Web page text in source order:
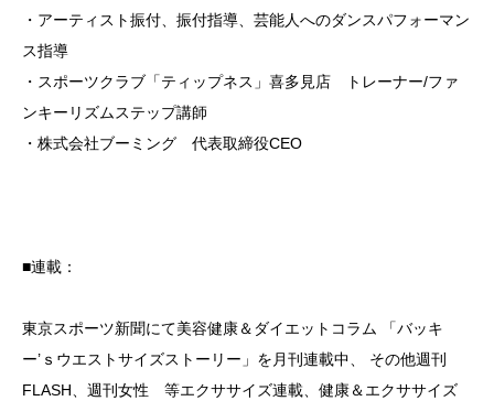
・アーティスト振付、振付指導、芸能人へのダンスパフォーマン
ス指導
・スポーツクラブ「ティップネス」喜多見店 トレーナー/ファ
ンキーリズムステップ講師
・株式会社ブーミング 代表取締役CEO
■連載：
東京スポーツ新聞にて美容健康＆ダイエットコラム 「バッキ
ー’ｓウエストサイズストーリー」を月刊連載中、 その他週刊
FLASH、週刊女性 等エクササイズ連載、健康＆エクササイズ